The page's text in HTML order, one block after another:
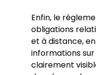
Enfin, le
obligations
et à distance,
informations
clairement